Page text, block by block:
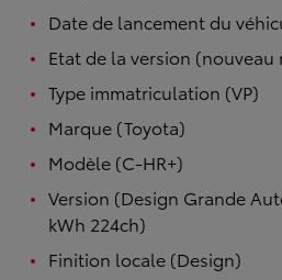
Date de lancement du
Etat de la version (nouveau
Type immatriculation (VP)
Marque (Toyota)
Modèle (C-HR+)
Version (Design Grande
kWh 224ch)
Finition locale (Design)